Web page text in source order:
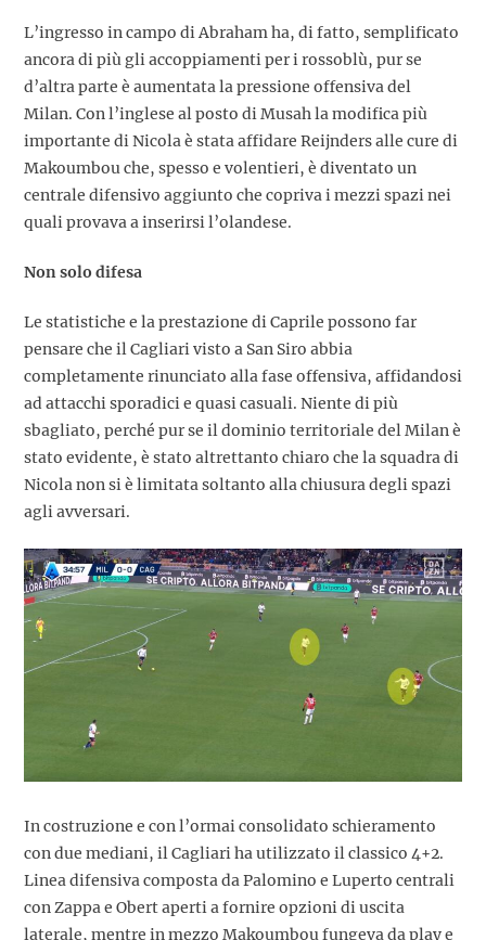
L’ingresso in campo di Abraham ha, di fatto, semplificato
ancora di più gli accoppiamenti per i rossoblù, pur se
d’altra parte è aumentata la pressione offensiva del
Milan. Con l’inglese al posto di Musah la modifica più
importante di Nicola è stata affidare Reijnders alle cure di
Makoumbou che, spesso e volentieri, è diventato un
centrale difensivo aggiunto che copriva i mezzi spazi nei
quali provava a inserirsi l’olandese.
Non solo difesa
Le statistiche e la prestazione di Caprile possono far
pensare che il Cagliari visto a San Siro abbia
completamente rinunciato alla fase offensiva, affidandosi
ad attacchi sporadici e quasi casuali. Niente di più
sbagliato, perché pur se il dominio territoriale del Milan è
stato evidente, è stato altrettanto chiaro che la squadra di
Nicola non si è limitata soltanto alla chiusura degli spazi
agli avversari.
In costruzione e con l’ormai consolidato schieramento
con due mediani, il Cagliari ha utilizzato il classico 4+2.
Linea difensiva composta da Palomino e Luperto centrali
con Zappa e Obert aperti a fornire opzioni di uscita
laterale, mentre in mezzo Makoumbou fungeva da play e